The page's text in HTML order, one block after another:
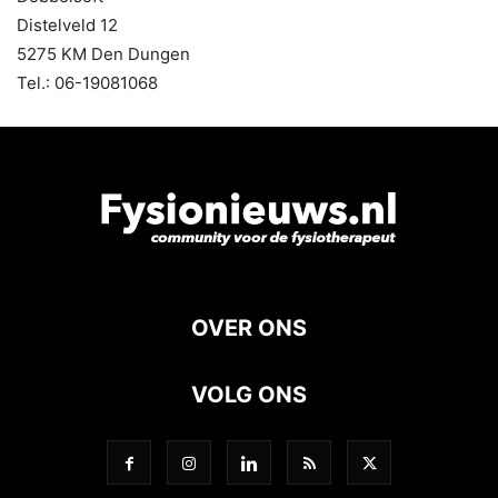
Distelveld 12
5275 KM Den Dungen
Tel.: 06-19081068
OVER ONS
VOLG ONS